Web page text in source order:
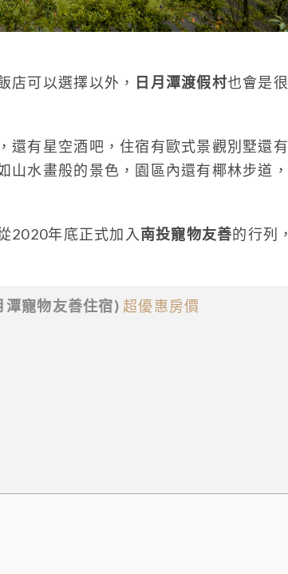
店可以選擇以外， 日月潭渡假村也會是很
還有星空酒吧，住宿有歐式景觀別墅還有
水畫般的景色，園區內還有椰林步道，
2020年底正式加入 南投寵物友善的行列，
潭寵物友善住宿) 超優惠房價